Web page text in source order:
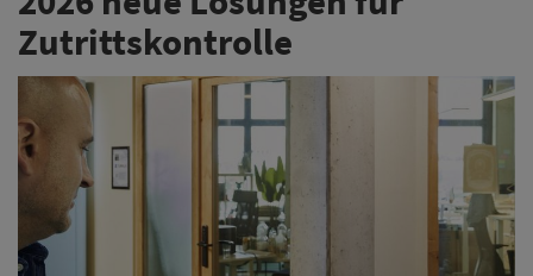
Zutrittskontrolle